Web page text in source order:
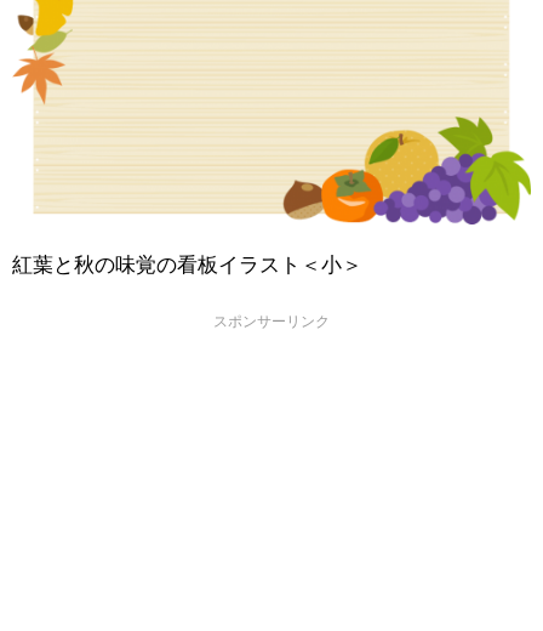
紅葉と秋の味覚の看板イラスト＜小＞
スポンサーリンク